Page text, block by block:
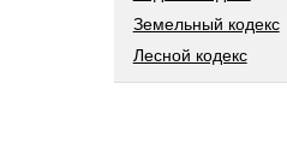
Земельный кодекс
Лесной кодекс